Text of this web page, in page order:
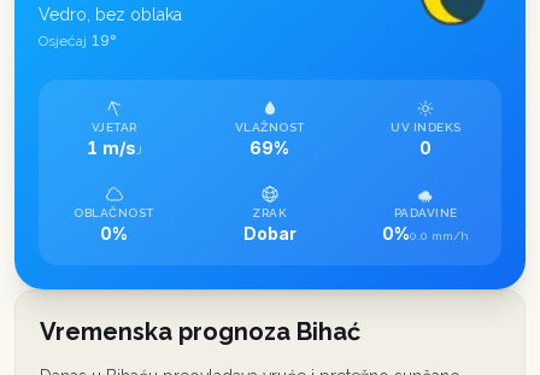
Vedro, bez oblaka
Osjećaj 19°
VJETAR
1 m/s J
VLAŽNOST
69%
UV INDEKS
0
OBLAČNOST
0%
ZRAK
Dobar
PADAVINE
0%0.0 mm/h
Vremenska prognoza Bihać